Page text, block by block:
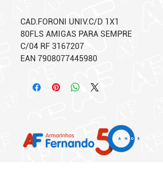
CAD.FORONI UNIV.C/D 1X1
80FLS AMIGAS PARA SEMPRE
C/04 RF 3167207
EAN 7908077445980